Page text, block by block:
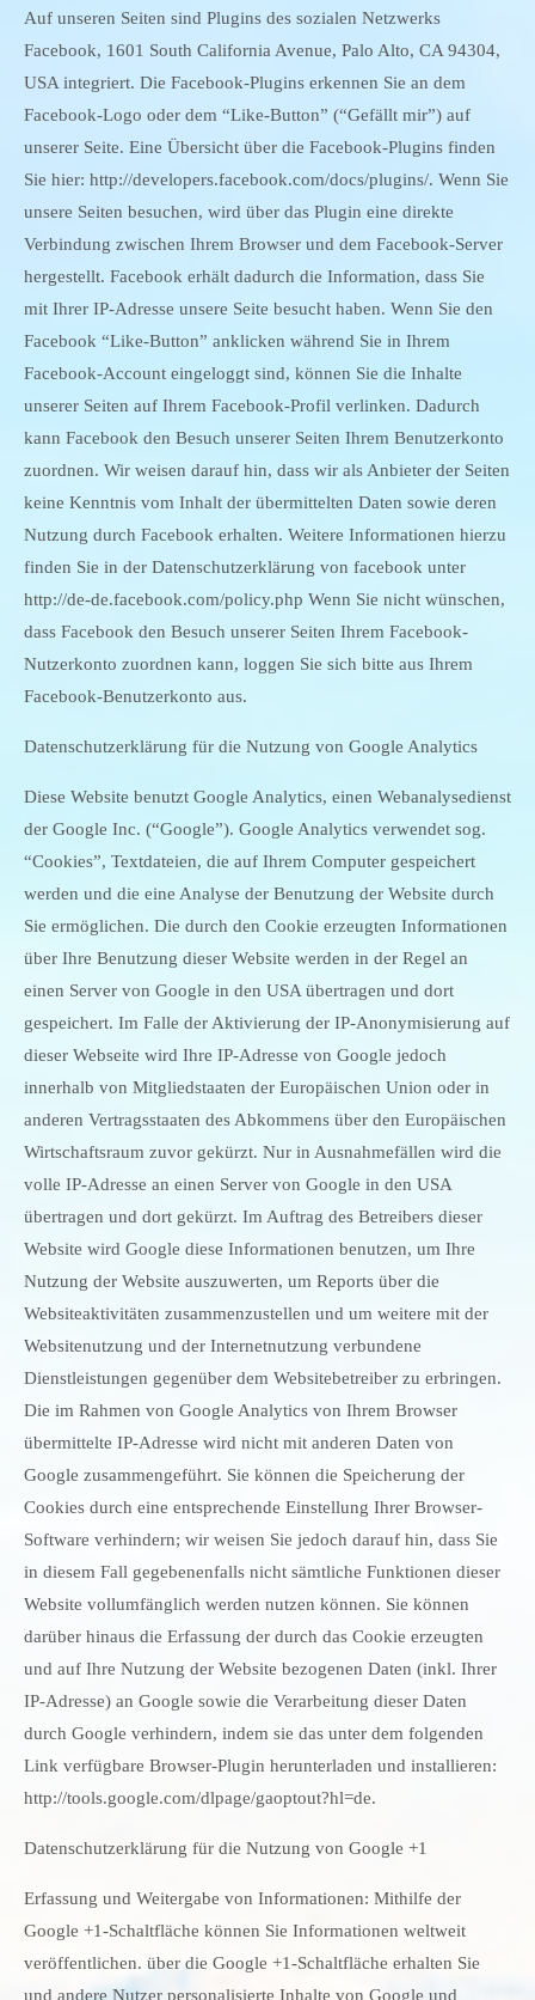
Auf unseren Seiten sind Plugins des sozialen Netzwerks
Facebook, 1601 South California Avenue, Palo Alto, CA 94304,
USA integriert. Die Facebook-Plugins erkennen Sie an dem
Facebook-Logo oder dem “Like-Button” (“Gefällt mir”) auf
unserer Seite. Eine Übersicht über die Facebook-Plugins finden
Sie hier: http://developers.facebook.com/docs/plugins/. Wenn Sie
unsere Seiten besuchen, wird über das Plugin eine direkte
Verbindung zwischen Ihrem Browser und dem Facebook-Server
hergestellt. Facebook erhält dadurch die Information, dass Sie
mit Ihrer IP-Adresse unsere Seite besucht haben. Wenn Sie den
Facebook “Like-Button” anklicken während Sie in Ihrem
Facebook-Account eingeloggt sind, können Sie die Inhalte
unserer Seiten auf Ihrem Facebook-Profil verlinken. Dadurch
kann Facebook den Besuch unserer Seiten Ihrem Benutzerkonto
zuordnen. Wir weisen darauf hin, dass wir als Anbieter der Seiten
keine Kenntnis vom Inhalt der übermittelten Daten sowie deren
Nutzung durch Facebook erhalten. Weitere Informationen hierzu
finden Sie in der Datenschutzerklärung von facebook unter
http://de-de.facebook.com/policy.php Wenn Sie nicht wünschen,
dass Facebook den Besuch unserer Seiten Ihrem Facebook-
Nutzerkonto zuordnen kann, loggen Sie sich bitte aus Ihrem
Facebook-Benutzerkonto aus.
Datenschutzerklärung für die Nutzung von Google Analytics
Diese Website benutzt Google Analytics, einen Webanalysedienst
der Google Inc. (“Google”). Google Analytics verwendet sog.
“Cookies”, Textdateien, die auf Ihrem Computer gespeichert
werden und die eine Analyse der Benutzung der Website durch
Sie ermöglichen. Die durch den Cookie erzeugten Informationen
über Ihre Benutzung dieser Website werden in der Regel an
einen Server von Google in den USA übertragen und dort
gespeichert. Im Falle der Aktivierung der IP-Anonymisierung auf
dieser Webseite wird Ihre IP-Adresse von Google jedoch
innerhalb von Mitgliedstaaten der Europäischen Union oder in
anderen Vertragsstaaten des Abkommens über den Europäischen
Wirtschaftsraum zuvor gekürzt. Nur in Ausnahmefällen wird die
volle IP-Adresse an einen Server von Google in den USA
übertragen und dort gekürzt. Im Auftrag des Betreibers dieser
Website wird Google diese Informationen benutzen, um Ihre
Nutzung der Website auszuwerten, um Reports über die
Websiteaktivitäten zusammenzustellen und um weitere mit der
Websitenutzung und der Internetnutzung verbundene
Dienstleistungen gegenüber dem Websitebetreiber zu erbringen.
Die im Rahmen von Google Analytics von Ihrem Browser
übermittelte IP-Adresse wird nicht mit anderen Daten von
Google zusammengeführt. Sie können die Speicherung der
Cookies durch eine entsprechende Einstellung Ihrer Browser-
Software verhindern; wir weisen Sie jedoch darauf hin, dass Sie
in diesem Fall gegebenenfalls nicht sämtliche Funktionen dieser
Website vollumfänglich werden nutzen können. Sie können
darüber hinaus die Erfassung der durch das Cookie erzeugten
und auf Ihre Nutzung der Website bezogenen Daten (inkl. Ihrer
IP-Adresse) an Google sowie die Verarbeitung dieser Daten
durch Google verhindern, indem sie das unter dem folgenden
Link verfügbare Browser-Plugin herunterladen und installieren:
http://tools.google.com/dlpage/gaoptout?hl=de.
Datenschutzerklärung für die Nutzung von Google +1
Erfassung und Weitergabe von Informationen: Mithilfe der
Google +1-Schaltfläche können Sie Informationen weltweit
veröffentlichen. über die Google +1-Schaltfläche erhalten Sie
und andere Nutzer personalisierte Inhalte von Google und